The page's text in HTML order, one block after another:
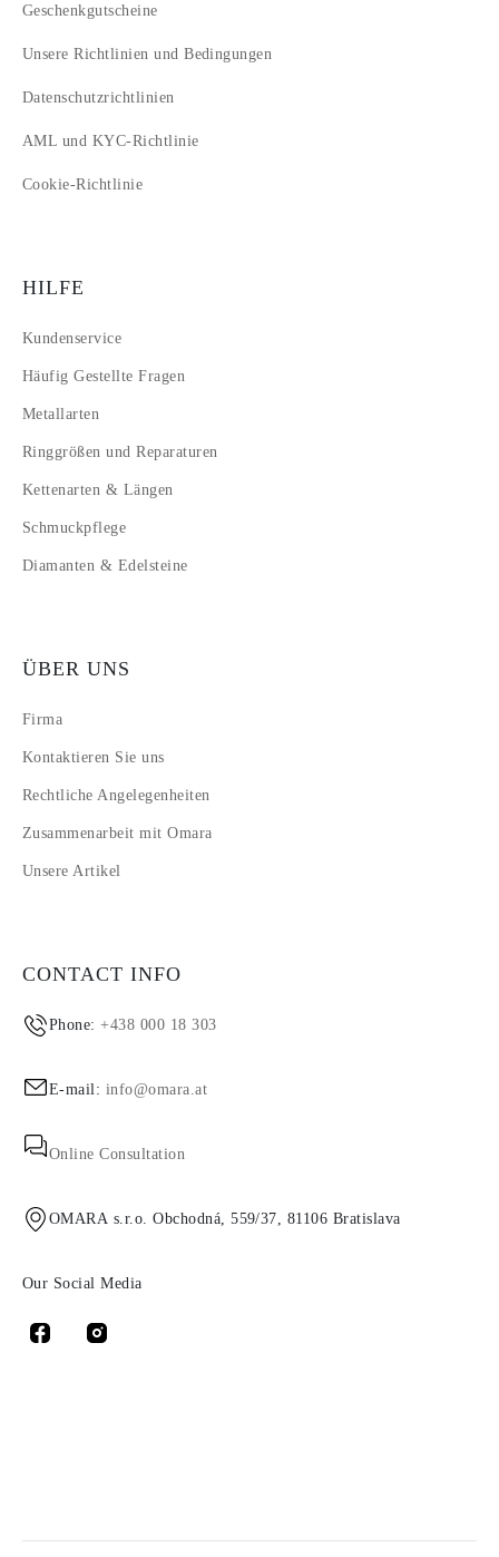
Geschenkgutscheine
Unsere Richtlinien und Bedingungen
Datenschutzrichtlinien
AML und KYC-Richtlinie
Cookie-Richtlinie
HILFE
Kundenservice
Häufig Gestellte Fragen
Metallarten
Ringgrößen und Reparaturen
Kettenarten & Längen
Schmuckpflege
Diamanten & Edelsteine
ÜBER UNS
Firma
Kontaktieren Sie uns
Rechtliche Angelegenheiten
Zusammenarbeit mit Omara
Unsere Artikel
CONTACT INFO
Phone:+438 000 18 303
E-mail: info@omara.at
Online Consultation
OMARA s.r.o. Obchodná, 559/37, 81106 Bratislava
Our Social Media